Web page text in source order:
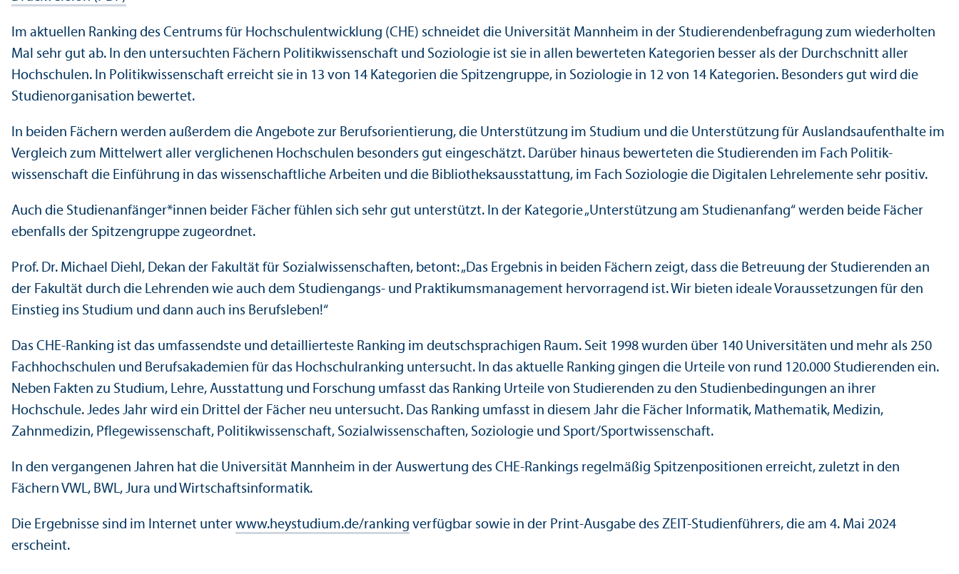
Im aktuellen Ranking des Centrums für Hochschul­entwicklung (CHE) schneidet die Universität Mannheim in der Studierenden­befragung zum wiederholten
Mal sehr gut ab. In den unter­suchten Fächern Politik­wissenschaft und Soziologie ist sie in allen bewerteten Kategorien besser als der Durchschnitt aller
Hochschulen. In Politik­wissenschaft erreicht sie in 13 von 14 Kategorien die Spitzen­gruppe, in Soziologie in 12 von 14 Kategorien. Besonders gut wird die
Studien­organisation bewertet.
In beiden Fächern werden außerdem die Angebote zur Berufs­orientierung, die Unter­stützung im Studium und die Unter­stützung für Auslands­aufenthalte im
Vergleich zum Mittelwert aller verglichenen Hochschulen besonders gut eingeschätzt. Darüber hinaus bewerteten die Studierenden im Fach Politik­
wissenschaft die Einführung in das wissenschaft­liche Arbeiten und die Bibliotheksausstattung, im Fach Soziologie die Digitalen Lehr­elemente sehr positiv.
Auch die Studien­anfänger*innen beider Fächer fühlen sich sehr gut unter­stützt. In der Kategorie „Unter­stützung am Studien­anfang“ werden beide Fächer
ebenfalls der Spitzen­gruppe zugeordnet.
Prof. Dr. Michael Diehl, Dekan der Fakultät für Sozial­wissenschaften, betont: „Das Ergebnis in beiden Fächern zeigt, dass die Betreuung der Studierenden an
der Fakultät durch die Lehr­enden wie auch dem Studien­gangs- und Praktikums­management hervorragend ist. Wir bieten ideale Voraussetzungen für den
Einstieg ins Studium und dann auch ins Berufsleben!“
Das CHE-Ranking ist das umfassendste und detaillierteste Ranking im deutschsprach­igen Raum. Seit 1998 wurden über 140 Universitäten und mehr als 250
Fach­hochschulen und Berufsakademien für das Hochschul­ranking unter­sucht. In das aktuelle Ranking gingen die Urteile von rund 120.000 Studierenden ein.
Neben Fakten zu Studium, Lehre, Ausstattung und Forschung umfasst das Ranking Urteile von Studierenden zu den Studien­bedingungen an ihrer
Hochschule. Jedes Jahr wird ein Drittel der Fächer neu unter­sucht. Das Ranking umfasst in diesem Jahr die Fächer Informatik, Mathematik, Medizin,
Zahnmedizin, Pflege­wissenschaft, Politik­wissenschaft, Sozial­wissenschaften, Soziologie und Sport/Sport­wissenschaft.
In den vergangenen Jahren hat die Universität Mannheim in der Auswertung des CHE-Rankings regelmäßig Spitzenpositionen erreicht, zuletzt in den
Fächern VWL, BWL, Jura und Wirtschafts­informatik.
Die Ergebnisse sind im Internet unter www.heystudium.de/ranking verfügbar sowie in der Print-Ausgabe des ZEIT-Studien­führers, die am 4. Mai 2024
erscheint.